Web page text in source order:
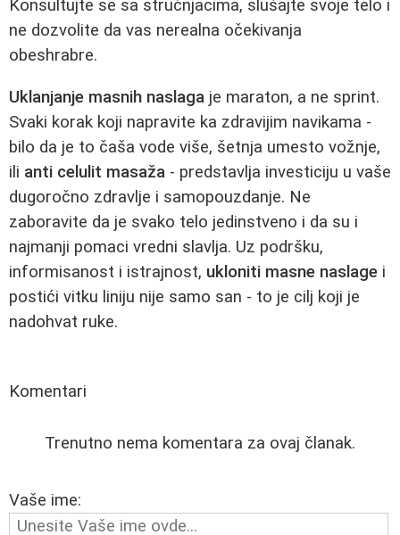
Konsultujte se sa stručnjacima, slušajte svoje telo i
ne dozvolite da vas nerealna očekivanja
obeshrabre.
Uklanjanje masnih naslaga je maraton, a ne sprint.
Svaki korak koji napravite ka zdravijim navikama -
bilo da je to čaša vode više, šetnja umesto vožnje,
ili anti celulit masaža - predstavlja investiciju u vaše
dugoročno zdravlje i samopouzdanje. Ne
zaboravite da je svako telo jedinstveno i da su i
najmanji pomaci vredni slavlja. Uz podršku,
informisanost i istrajnost, ukloniti masne naslage i
postići vitku liniju nije samo san - to je cilj koji je
nadohvat ruke.
Komentari
Trenutno nema komentara za ovaj članak.
Vaše ime: